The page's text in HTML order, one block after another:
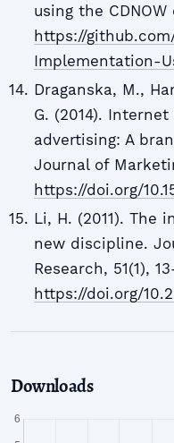
using the
https://
Implementation-
Draganska, M.,
G. (2014).
advertising: A
Journal of
https://doi.org/
Li, H. (2011). The
new discipline.
Research, 51(1),
https://doi.org/
Downloads